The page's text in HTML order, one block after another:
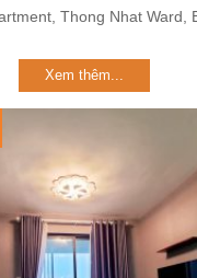
Thong Nhat Ward,
Xem thêm...